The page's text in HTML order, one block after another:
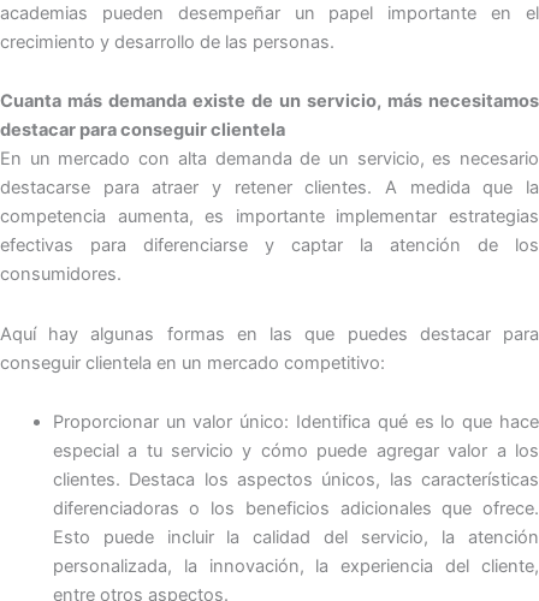
academias pueden desempeñar un papel importante en el
crecimiento y desarrollo de las personas.
Cuanta más demanda existe de un servicio, más necesitamos
destacar para conseguir clientela
En un mercado con alta demanda de un servicio, es necesario
destacarse para atraer y retener clientes. A medida que la
competencia aumenta, es importante implementar estrategias
efectivas para diferenciarse y captar la atención de los
consumidores.
Aquí hay algunas formas en las que puedes destacar para
conseguir clientela en un mercado competitivo:
Proporcionar un valor único: Identifica qué es lo que hace
especial a tu servicio y cómo puede agregar valor a los
clientes. Destaca los aspectos únicos, las características
diferenciadoras o los beneficios adicionales que ofrece.
Esto puede incluir la calidad del servicio, la atención
personalizada, la innovación, la experiencia del cliente,
entre otros aspectos.